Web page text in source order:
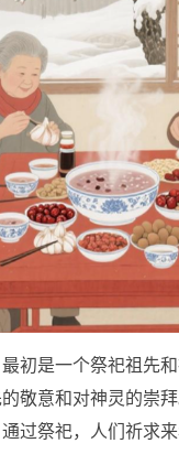
初是一个祭祀祖先
敬意和对神灵的崇
过祭祀，人们祈求